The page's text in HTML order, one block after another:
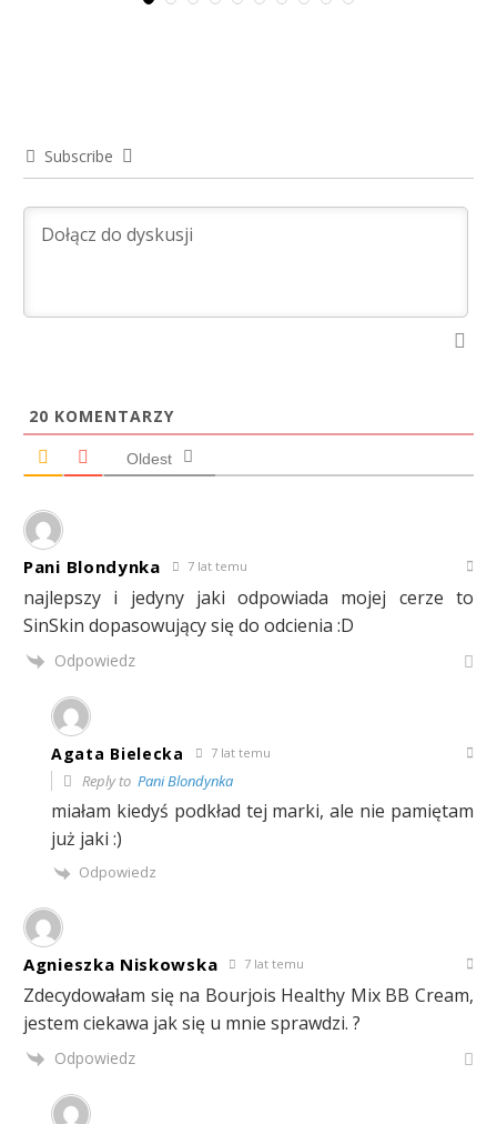
Subscribe
20 KOMENTARZY
Oldest
Pani Blondynka 7 lat temu
najlepszy i jedyny jaki odpowiada mojej cerze to
SinSkin dopasowujący się do odcienia :D
Odpowiedz
Agata Bielecka 7 lat temu
Reply to Pani Blondynka
miałam kiedyś podkład tej marki, ale nie pamiętam
już jaki :)
Odpowiedz
Agnieszka Niskowska 7 lat temu
Zdecydowałam się na Bourjois Healthy Mix BB Cream,
jestem ciekawa jak się u mnie sprawdzi. ?
Odpowiedz